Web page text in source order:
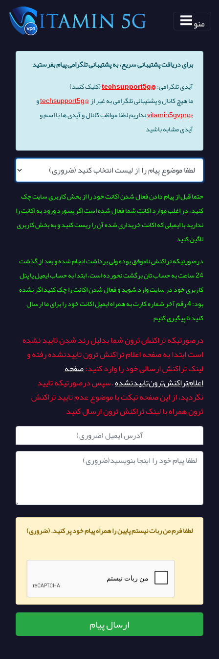
منو
برای دریافت پشتیبانی سریع، به پشتیبانی تلگرامی پیام بفرستید
آیدی تلگرامی:@techsupport5g
(کلیک کنید)
ما هیچ کانال و پشتیبانی تلگرامی به غیر از@techsupport5g
و
@vitamin5gvpn
نداریم لطفا مواظب کانال و آیدی ها با اسم و
آیدی مشابه باشید
حتما قبل از پیام دادن فعال شدن اکانت خود را از بخش کاربری سایت چک
کنید، در اغلب موارد اکانت شما فعال شده است اگر پسورد ورود به اکانت را
ندارید با ایمیلی که اکانت خریداری شده آن را ریست کنید و به بخش کاربری
لاگین کنید
درصورتیکه تراکنش ناموفق بوده ولی برداشت انجام شده و بعد از گذشت
24 ساعت به حساب تان برگشت نخورده است، ابتدا به حساب ایمیل یا پنل
کاربری خود در سایت وارد شوید و فعال شدن اکانت را چک کنید اگر نشده
بود: 4 رقم آخر شماره کارت به همراه ایمیل اکانت خود را برای ما ارسال
کنید تا پیگیری کنیم
درصورتیکه تراکنش ترون شما بدلیل رند شدن تایید نشده
است ابتدا به صفحه اعلام‌ تراکنش‌ ترون‌ تایید‌نشده رفته و
لینک تراکنش ارسالی خود را وارد کنید:صفحه
اعلام‌تراکنش‌ترون‌تایید‌نشده.سپس درصورتیکه تایید
نگردید، از این صفحه تیکت با موضوع عدم تایید تراکنش
ترون همراه با لینک تراکنش ترون ارسال کنید
لطفا فرم من ربات نیستم پایین را همراه پیام خود پر کنید. (ضروری)
ارسال پیام